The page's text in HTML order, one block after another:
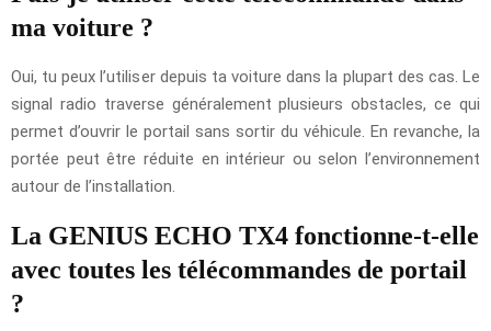
ma voiture ?
Oui, tu peux l’utiliser depuis ta voiture dans la plupart des cas. Le
signal radio traverse généralement plusieurs obstacles, ce qui
permet d’ouvrir le portail sans sortir du véhicule. En revanche, la
portée peut être réduite en intérieur ou selon l’environnement
autour de l’installation.
La GENIUS ECHO TX4 fonctionne-t-elle
avec toutes les télécommandes de portail
?